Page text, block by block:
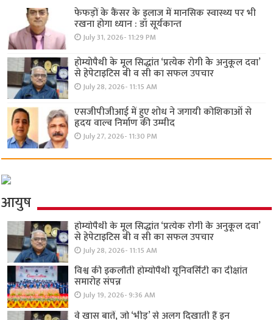
फेफड़ों के कैंसर के इलाज में मानसिक स्वास्थ्य पर भी
रखना होगा ध्यान : डॉ सूर्यकान्त
July 31, 2026- 11:29 PM
होम्योपैथी के मूल सिद्धांत ‘प्रत्येक रोगी केे अनुकूल दवा’
से हेपेटाइटिस बी व सी का सफल उपचार
July 28, 2026- 11:15 AM
एसजीपीजीआई में हुए शोध ने जगायी कोशिकाओं से
हृदय वाल्व निर्माण की उम्मीद
July 27, 2026- 11:30 PM
आयुष
होम्योपैथी के मूल सिद्धांत ‘प्रत्येक रोगी केे अनुकूल दवा’
से हेपेटाइटिस बी व सी का सफल उपचार
July 28, 2026- 11:15 AM
विश्व की इकलौती होम्योपैथी यूनिवर्सिटी का दीक्षांत
समारोह संपन्न
July 19, 2026- 9:36 AM
वे खास बातें, जो ‘भीड़’ से अलग दिखाती हैं इन